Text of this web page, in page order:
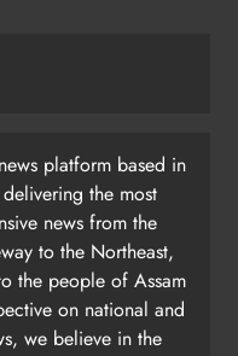
platform based in
the most
news from the
to the Northeast,
the people of Assam
on national and
we believe in the